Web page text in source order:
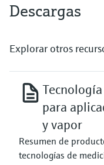
Descargas
Explorar otros
para
y vapor
Resumen de
tecnologías de